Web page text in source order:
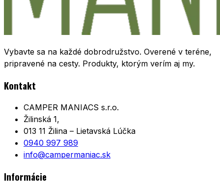
Vybavte sa na každé dobrodružstvo. Overené v teréne,
pripravené na cesty. Produkty, ktorým verím aj my.
Kontakt
CAMPER MANIACS s.r.o.
Žilinská 1,
013 11 Žilina – Lietavská Lúčka
0940 997 989
info@campermaniac.sk
Informácie